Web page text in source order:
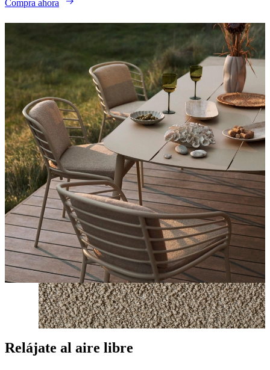
Compra ahora
Relájate al aire libre